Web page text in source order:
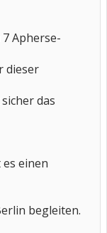
Apherse-
dieser
das
einen
begleiten.